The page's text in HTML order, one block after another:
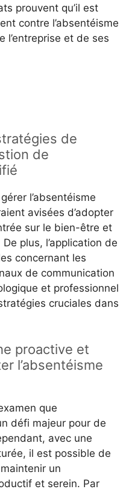
prouvent qu’il est
contre l’absentéisme
l’entreprise et de ses
de
de
l’absentéisme
avisées d’adopter
sur le bien-être et
plus, l’application de
concernant les
de communication
et professionnel
cruciales dans
proactive et
l’absentéisme
que
défi majeur pour de
avec une
il est possible de
un
et serein. Par